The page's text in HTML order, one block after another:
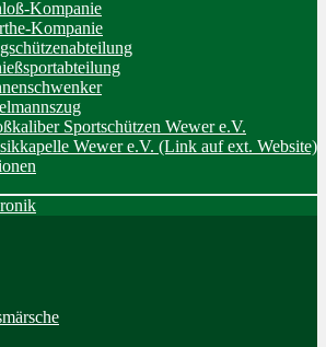
Kompanie
Kompanie
Sportschützen Wewer e.V.
Wewer e.V. (Link auf ext. Website)